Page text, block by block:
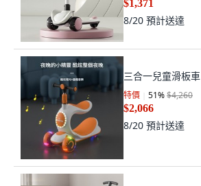
$1,371
8/20 預計送達
三合一兒童滑板
特價 51%$4,260
$2,066
8/20 預計送達